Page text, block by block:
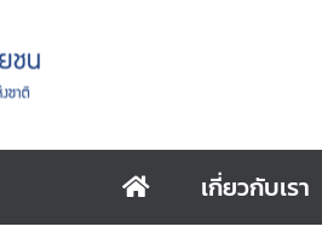
เกี่ยวกับเรา